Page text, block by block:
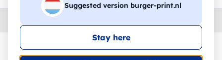
Suggested version burger-print.nl
Stay here
Home